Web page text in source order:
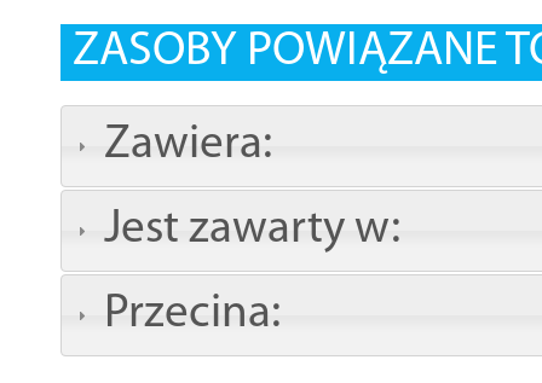
ZASOBY POWIĄZANE
Zawiera:
Jest zawarty w:
Przecina: